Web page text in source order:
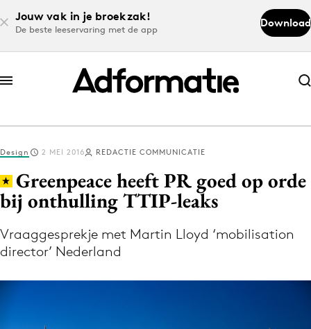
Jouw vak in je broekzak!
De beste leeservaring met de app
Download
Abonneer nu
Abonneer nu
Log in
Download de app
Volg het laatste nieuws via de Adformatie
Nieuws app
Design 2 MEI 2016 REDACTIE COMMUNICATIE
Greenpeace heeft PR goed op orde
bij onthulling TTIP-leaks
Vraaggesprekje met Martin Lloyd ‘mobilisation
director’ Nederland